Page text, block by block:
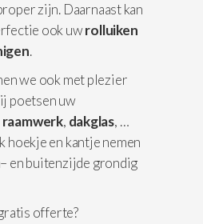
zijn. Daarnaast kan
ook uwrolluiken
.
we ook met plezier
poetsen uw
raamwerk, dakglas, …
hoekje en kantje nemen
en buitenzijde grondig
offerte?